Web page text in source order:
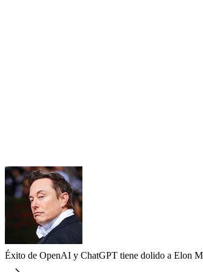
Éxito de OpenAI y ChatGPT tiene dolido a Elon